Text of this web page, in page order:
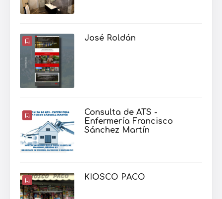
José Roldán
Consulta de ATS -
Enfermería Francisco
Sánchez Martín
KIOSCO PACO